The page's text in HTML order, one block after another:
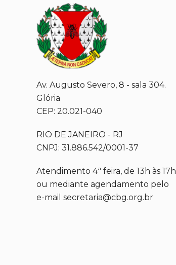
Av. Augusto Severo, 8 - sala 304.
Glória
CEP: 20.021-040
RIO DE JANEIRO - RJ
CNPJ: 31.886.542/0001-37
Atendimento 4ª feira, de 13h às 17h
ou mediante agendamento pelo
e-mail secretaria@cbg.org.br